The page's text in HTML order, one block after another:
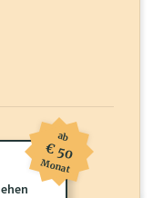
ab
€ 50
Monat